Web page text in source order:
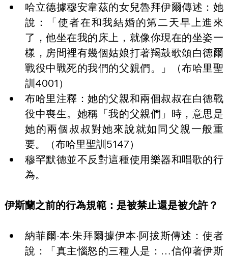
哈立德據穆安韋茲的女兒魯拜伊爾傳述：她
說：「使者在和我結婚的第二天早上進來
了，他坐在我的床上，就像你現在的坐姿一
樣，房間裡有幾個姑娘打著羯鼓歌頌白德爾
戰役中戰死的我們的父親們。」（布哈里聖
訓4001）
布哈里注釋：她的父親和兩個叔叔在白德戰
役中喪生。她稱「我的父親們」時，意思是
她的兩個叔叔對她來說就如同父親一般重
要。（布哈里聖訓5147）
穆罕默德並不反對這種使用樂器和唱歌的行
為。
伊斯蘭之前的行為規範：是被禁止還是被允許？
納菲爾·本·朱拜爾據伊本·阿拔斯傳述：使者
說：「真主惱怒的三種人是：…信仰著伊斯